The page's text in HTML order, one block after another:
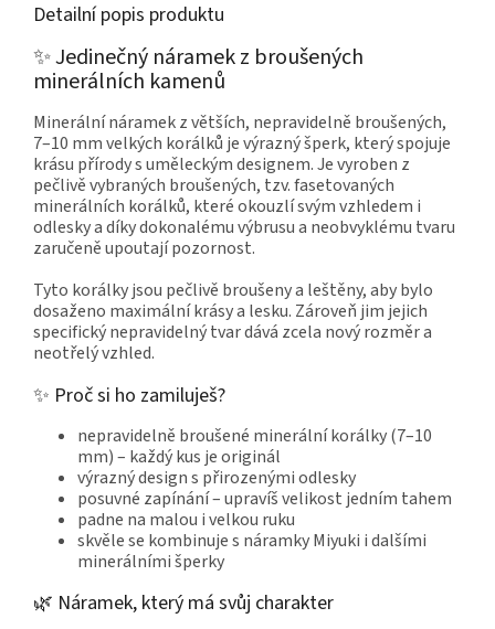
Detailní popis produktu
✨ Jedinečný náramek z broušených
minerálních kamenů
Minerální náramek z větších, nepravidelně broušených,
7–10 mm velkých korálků je výrazný šperk, který spojuje
krásu přírody s uměleckým designem. Je vyroben z
pečlivě vybraných broušených, tzv. fasetovaných
minerálních korálků, které okouzlí svým vzhledem i
odlesky a díky dokonalému výbrusu a neobvyklému tvaru
zaručeně upoutají pozornost.
Tyto korálky jsou pečlivě broušeny a leštěny, aby bylo
dosaženo maximální krásy a lesku. Zároveň jim jejich
specifický nepravidelný tvar dává zcela nový rozměr a
neotřelý vzhled.
✨ Proč si ho zamiluješ?
nepravidelně broušené minerální korálky (7–10
mm) – každý kus je originál
výrazný design s přirozenými odlesky
posuvné zapínání – upravíš velikost jedním tahem
padne na malou i velkou ruku
skvěle se kombinuje s náramky Miyuki i dalšími
minerálními šperky
🌿 Náramek, který má svůj charakter